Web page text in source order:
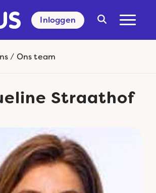
Inloggen
/ Ons team
Straathof